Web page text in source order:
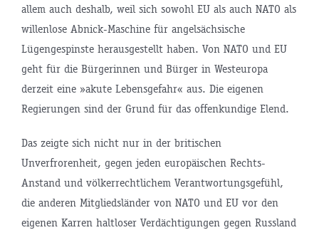
allem auch deshalb, weil sich sowohl EU als auch NATO als
willenlose Abnick-Maschine für angelsächsische
Lügengespinste herausgestellt haben. Von NATO und EU
geht für die Bürgerinnen und Bürger in Westeuropa
derzeit eine »akute Lebensgefahr« aus. Die eigenen
Regierungen sind der Grund für das offenkundige Elend.
Das zeigte sich nicht nur in der britischen
Unverfrorenheit, gegen jeden europäischen Rechts-
Anstand und völkerrechtlichem Verantwortungsgefühl,
die anderen Mitgliedsländer von NATO und EU vor den
eigenen Karren haltloser Verdächtigungen gegen Russland